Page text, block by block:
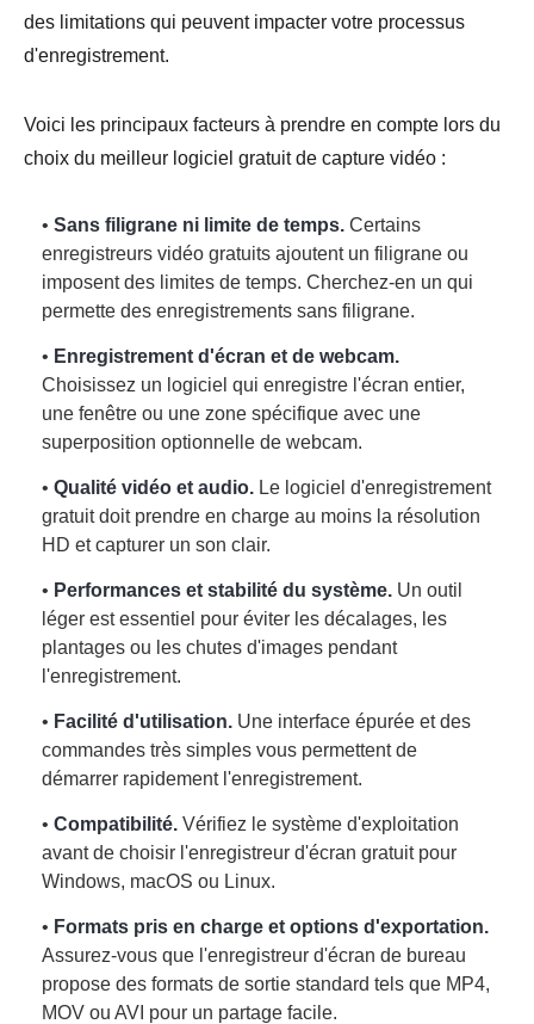
des limitations qui peuvent impacter votre processus
d'enregistrement.
Voici les principaux facteurs à prendre en compte lors du
choix du meilleur logiciel gratuit de capture vidéo :
• Sans filigrane ni limite de temps. Certains
enregistreurs vidéo gratuits ajoutent un filigrane ou
imposent des limites de temps. Cherchez-en un qui
permette des enregistrements sans filigrane.
• Enregistrement d'écran et de webcam.
Choisissez un logiciel qui enregistre l'écran entier,
une fenêtre ou une zone spécifique avec une
superposition optionnelle de webcam.
• Qualité vidéo et audio. Le logiciel d'enregistrement
gratuit doit prendre en charge au moins la résolution
HD et capturer un son clair.
• Performances et stabilité du système. Un outil
léger est essentiel pour éviter les décalages, les
plantages ou les chutes d'images pendant
l'enregistrement.
• Facilité d'utilisation. Une interface épurée et des
commandes très simples vous permettent de
démarrer rapidement l'enregistrement.
• Compatibilité. Vérifiez le système d'exploitation
avant de choisir l'enregistreur d'écran gratuit pour
Windows, macOS ou Linux.
• Formats pris en charge et options d'exportation.
Assurez-vous que l'enregistreur d'écran de bureau
propose des formats de sortie standard tels que MP4,
MOV ou AVI pour un partage facile.